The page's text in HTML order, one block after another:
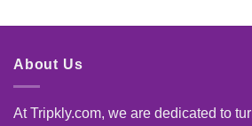
About Us
At Tripkly.com, we are dedicated to